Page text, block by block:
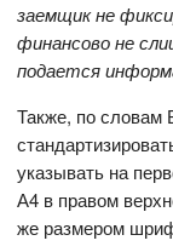
заемщик не
финансово не
подается
Также, по словам
указывать на
А4 в правом
же размером